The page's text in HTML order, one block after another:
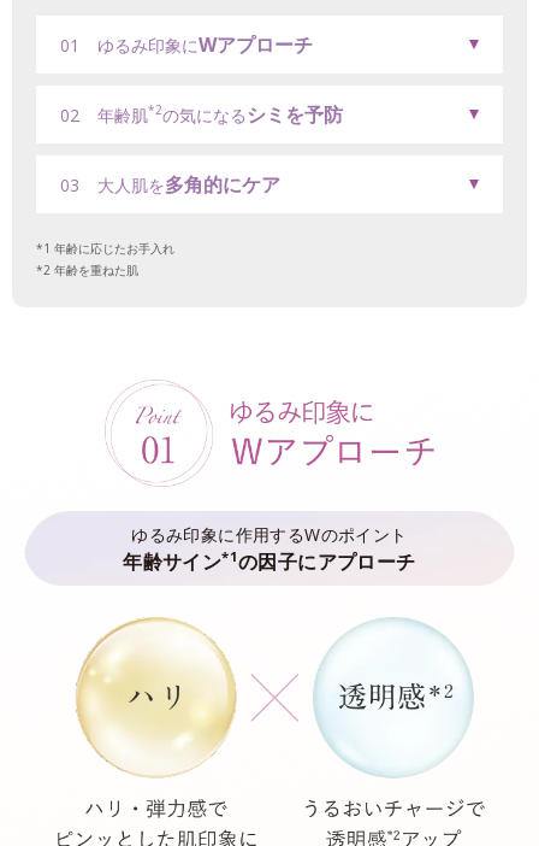
01 ゆるみ印象にWアプローチ
02 年齢肌*2の気になる シミを予防
03 大人肌を多角的にケア
年齢に応じたお手入れ
年齢を重ねた肌
ゆるみ印象に作用するWのポイント
年齢サイン*1の因子にアプローチ